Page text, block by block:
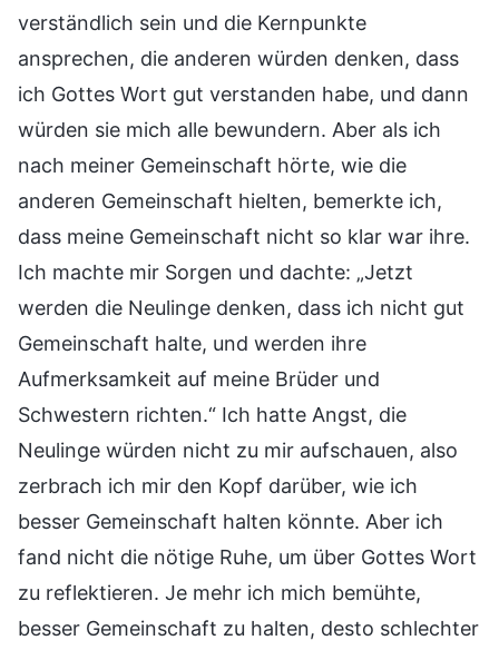
verständlich sein und die Kernpunkte
ansprechen, die anderen würden denken, dass
ich Gottes Wort gut verstanden habe, und dann
würden sie mich alle bewundern. Aber als ich
nach meiner Gemeinschaft hörte, wie die
anderen Gemeinschaft hielten, bemerkte ich,
dass meine Gemeinschaft nicht so klar war ihre.
Ich machte mir Sorgen und dachte: „Jetzt
werden die Neulinge denken, dass ich nicht gut
Gemeinschaft halte, und werden ihre
Aufmerksamkeit auf meine Brüder und
Schwestern richten.“ Ich hatte Angst, die
Neulinge würden nicht zu mir aufschauen, also
zerbrach ich mir den Kopf darüber, wie ich
besser Gemeinschaft halten könnte. Aber ich
fand nicht die nötige Ruhe, um über Gottes Wort
zu reflektieren. Je mehr ich mich bemühte,
besser Gemeinschaft zu halten, desto schlechter